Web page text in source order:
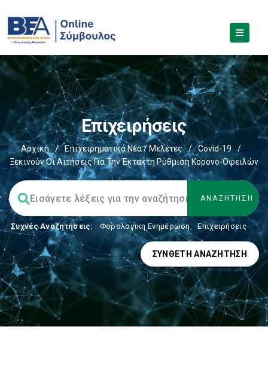
Επιχειρήσεις
Αρχική / Επιχειρηματικά Νέα / Μελέτες / Covid-19
/
Ξεκινούν Οι Αιτήσεις Για Την Έκτακτη Ρύθμιση Κορονο-Οφειλών
Συχνές Αναζητήσεις: Φορολογικη Ενημέρωση, Επιχειρήσεις
ΣΎΝΘΕΤΗ ΑΝΑΖΉΤΗΣΗ